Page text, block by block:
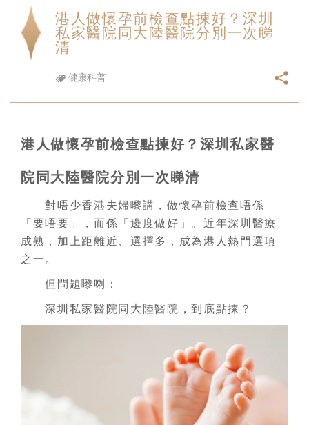
港人做懷孕前檢查點揀好？深圳
私家醫院同大陸醫院分別一次睇
清
健康科普
港人做懷孕前檢查點揀好？深圳私家醫
院同大陸醫院分別一次睇清
對唔少香港夫婦嚟講，做懷孕前檢查唔係
「要唔要」，而係「邊度做好」。近年深圳醫療
成熟，加上距離近、選擇多，成為港人熱門選項
之一。
但問題嚟喇：
深圳私家醫院同大陸醫院，到底點揀？